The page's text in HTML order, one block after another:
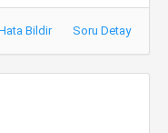
Bildir Soru Detay